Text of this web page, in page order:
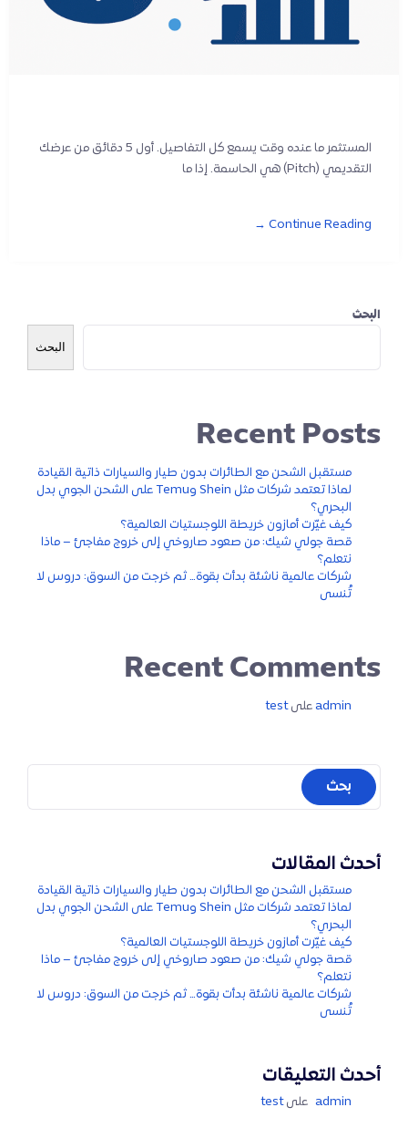
المستثمر ما عنده وقت يسمع كل التفاصيل. أول 5 دقائق من عرضك
التقديمي (Pitch) هي الحاسمة. إذا ما
Continue Reading →
البحث
البحث
Recent Posts
مستقبل الشحن مع الطائرات بدون طيار والسيارات ذاتية القيادة
لماذا تعتمد شركات مثل Shein وTemu على الشحن الجوي بدل
البحري؟
كيف غيّرت أمازون خريطة اللوجستيات العالمية؟
قصة جولي شيك: من صعود صاروخي إلى خروج مفاجئ – ماذا
نتعلم؟
شركات عالمية ناشئة بدأت بقوة… ثم خرجت من السوق: دروس لا
تُنسى
Recent Comments
adminعلىtest
أحدث المقالات
مستقبل الشحن مع الطائرات بدون طيار والسيارات ذاتية القيادة
لماذا تعتمد شركات مثل Shein وTemu على الشحن الجوي بدل
البحري؟
كيف غيّرت أمازون خريطة اللوجستيات العالمية؟
قصة جولي شيك: من صعود صاروخي إلى خروج مفاجئ – ماذا
نتعلم؟
شركات عالمية ناشئة بدأت بقوة… ثم خرجت من السوق: دروس لا
تُنسى
أحدث التعليقات
admin علىtest